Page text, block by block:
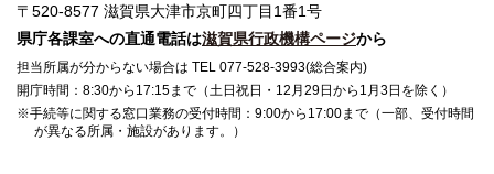
〒520-8577 滋賀県大津市京町四丁目1番1号
県庁各課室への直通電話は滋賀県行政機構ページから
担当所属が分からない場合は TEL 077-528-3993(総合案内)
開庁時間：8:30から17:15まで（土日祝日・12月29日から1月3日を除く）
※手続等に関する窓口業務の受付時間：9:00から17:00まで（一部、受付時間
が異なる所属・施設があります。）